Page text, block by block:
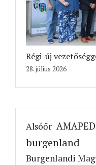
Régi-új
28. július 2026
Alsóőr AMAPED
burgenland
Burgenlandi